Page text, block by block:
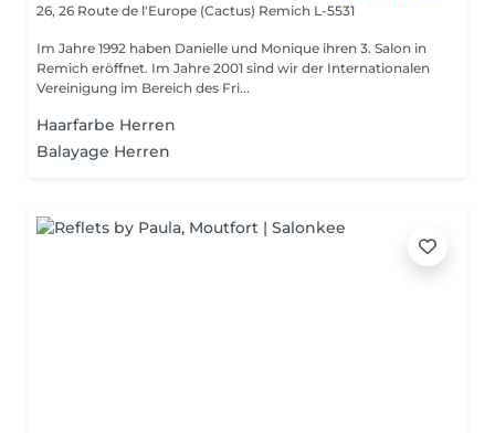
26, 26 Route de l'Europe (Cactus) Remich L-5531
Im Jahre 1992 haben Danielle und Monique ihren 3. Salon in
Remich eröffnet. Im Jahre 2001 sind wir der Internationalen
Vereinigung im Bereich des Fri...
Haarfarbe Herren
Balayage Herren